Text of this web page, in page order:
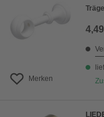
Merken